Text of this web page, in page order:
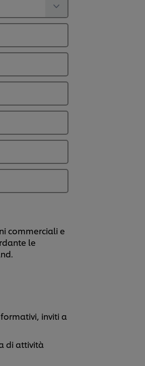
commerciali e
le
inviti a
di attività